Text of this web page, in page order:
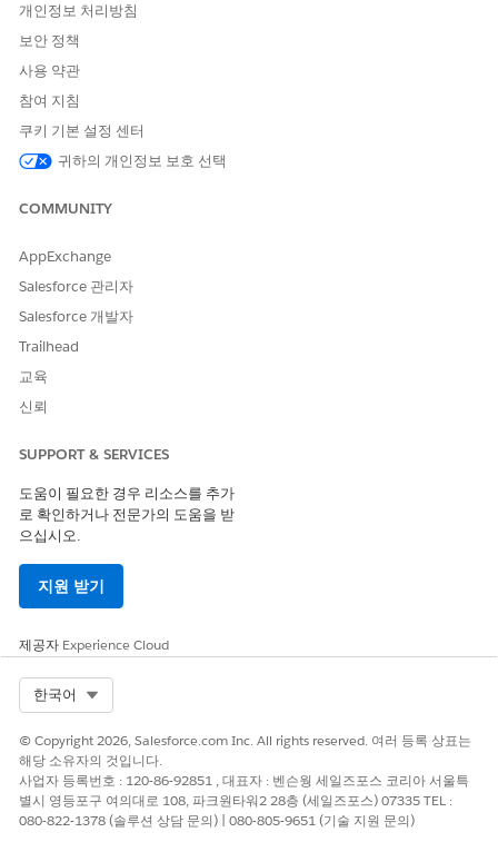
개인정보 처리방침
보안 정책
사용 약관
참여 지침
쿠키 기본 설정 센터
귀하의 개인정보 보호 선택
COMMUNITY
AppExchange
Salesforce 관리자
Salesforce 개발자
Trailhead
교육
신뢰
SUPPORT & SERVICES
도움이 필요한 경우 리소스를 추가
로 확인하거나 전문가의 도움을 받
으십시오.
지원 받기
제공자 Experience Cloud
한국어
© Copyright 2026, Salesforce.com Inc. All rights reserved. 여러 등록 상표는
해당 소유자의 것입니다.
사업자 등록번호 : 120-86-92851 , 대표자 : 벤슨웡 세일즈포스 코리아 서울특
별시 영등포구 여의대로 108, 파크원타워2 28층 (세일즈포스) 07335 TEL :
080-822-1378 (솔루션 상담 문의) | 080-805-9651 (기술 지원 문의)